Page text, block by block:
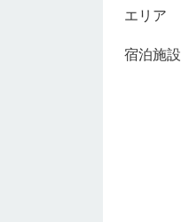
エリア
宿泊施設